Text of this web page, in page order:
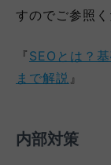
すのでご参照く
『 SEOとは？
まで解説 』
内部対策